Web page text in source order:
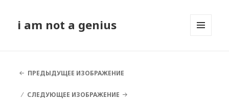
i am not a genius
ПРЕДЫДУЩЕЕ ИЗОБРАЖЕНИЕ
СЛЕДУЮЩЕЕ ИЗОБРАЖЕНИЕ